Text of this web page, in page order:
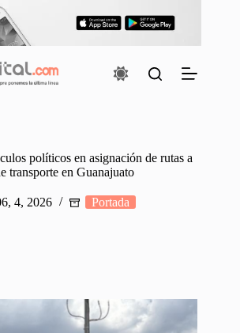
políticos en asignación de rutas a
transporte en Guanajuato
4, 2026 Portada